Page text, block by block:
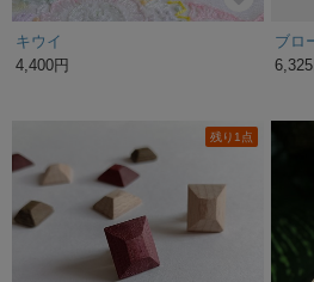
キウイ
4,400円
残り1点